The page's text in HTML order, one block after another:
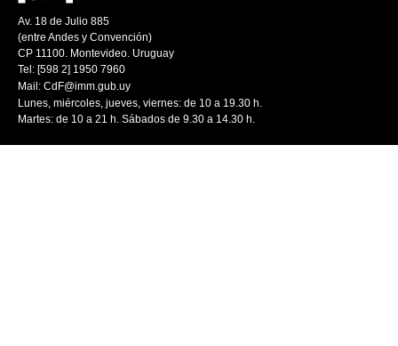
Av. 18 de Julio 885
(entre Andes y Convención)
CP 11100. Montevideo. Uruguay
Tel: [598 2] 1950 7960
Mail: CdF@imm.gub.uy
Lunes, miércoles, jueves, viernes: de 10 a 19.30 h.
Martes: de 10 a 21 h. Sábados de 9.30 a 14.30 h.